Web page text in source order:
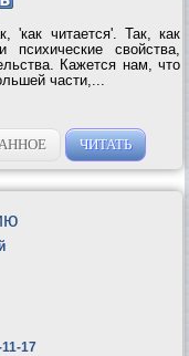
'как читается'. Так, как
свойства,
Кажется нам, что
части,...
ЧИТАТЬ
17